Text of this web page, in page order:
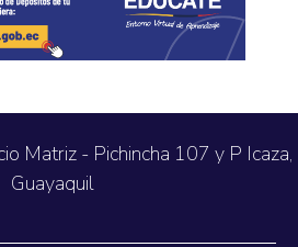
Matriz - Pichincha 107 y P Icaza,
Guayaquil